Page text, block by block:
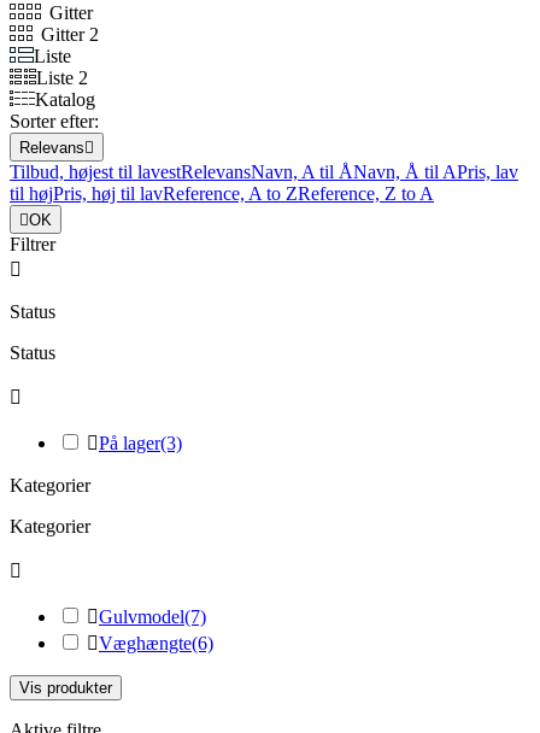
Gitter
Gitter 2
Liste
Liste 2
Katalog
Sorter efter:
Relevans
Tilbud, højest til lavestRelevansNavn, A til ÅNavn, Å til APris, lav
til højPris, høj til lavReference, A to ZReference, Z to A
OK
Filtrer

Status
Status

På lager(3)
Kategorier
Kategorier

Gulvmodel(7)
Væghængte(6)
Vis produkter